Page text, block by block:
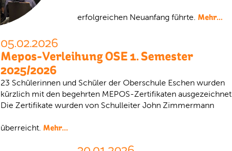
erfolgreichen Neuanfang führte. Mehr...
05.02.2026
Mepos-Verleihung OSE 1. Semester
2025/2026
23 Schülerinnen und Schüler der Oberschule Eschen wurden
kürzlich mit den begehrten MEPOS-Zertifikaten ausgezeichnet.
Die Zertifikate wurden von Schulleiter John Zimmermann
überreicht. Mehr...